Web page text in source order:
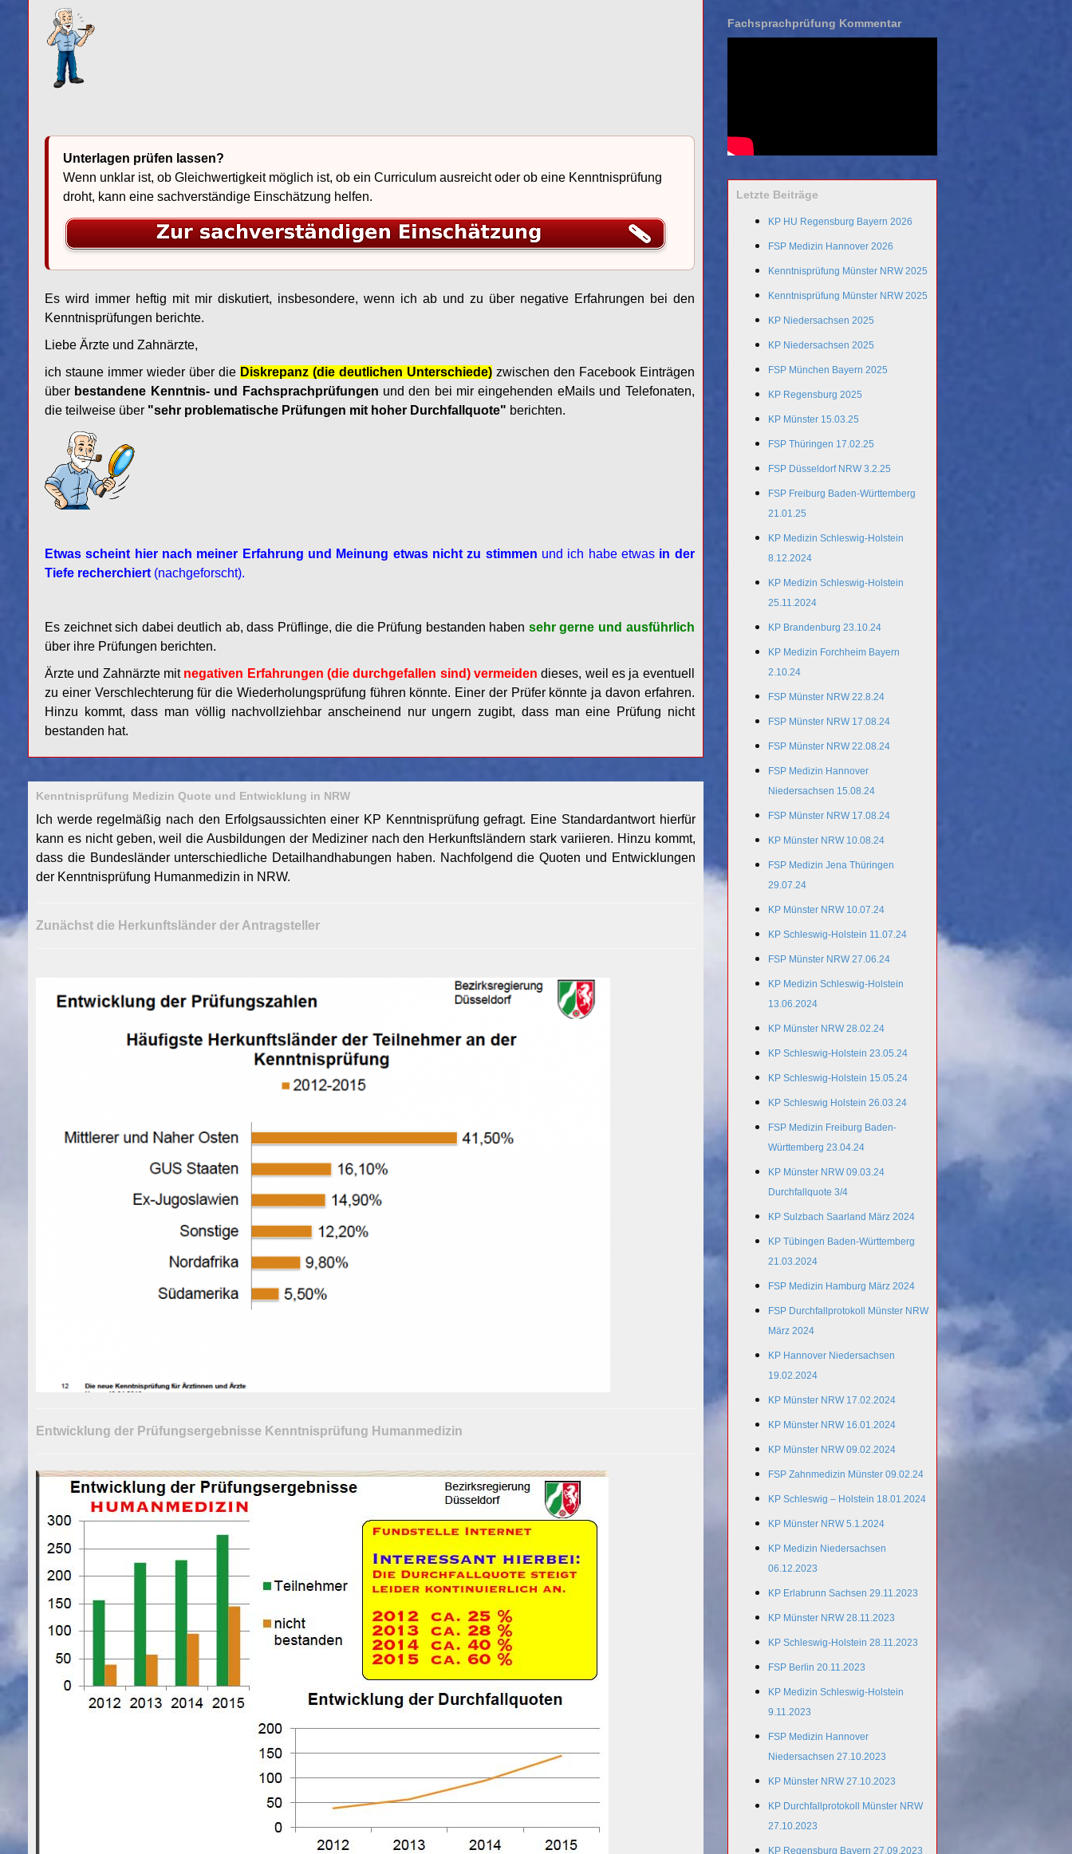
Unterlagen prüfen lassen?
Wenn unklar ist, ob Gleichwertigkeit möglich ist, ob ein Curriculum ausreicht oder ob eine Kenntnisprüfung
droht, kann eine sachverständige Einschätzung helfen.
Es wird immer heftig mit mir diskutiert, insbesondere, wenn ich ab und zu über negative Erfahrungen bei den
Kenntnisprüfungen berichte.
Liebe Ärzte und Zahnärzte,
ich staune immer wieder über die Diskrepanz (die deutlichen Unterschiede)zwischen den Facebook Einträgen
über bestandene Kenntnis- und Fachsprachprüfungen und den bei mir eingehenden eMails und Telefonaten,
die teilweise über "sehr problematische Prüfungen mit hoher Durchfallquote" berichten.
Etwas scheint hier nach meiner Erfahrung und Meinung etwas nicht zu stimmen und ich habe etwas in der
Tiefe recherchiert (nachgeforscht).
Es zeichnet sich dabei deutlich ab, dass Prüflinge, die die Prüfung bestanden haben sehr gerne und ausführlich
über ihre Prüfungen berichten.
Ärzte und Zahnärzte mit negativen Erfahrungen (die durchgefallen sind) vermeiden dieses, weil es ja eventuell
zu einer Verschlechterung für die Wiederholungsprüfung führen könnte. Einer der Prüfer könnte ja davon erfahren.
Hinzu kommt, dass man völlig nachvollziehbar anscheinend nur ungern zugibt, dass man eine Prüfung nicht
bestanden hat.
Kenntnisprüfung Medizin Quote und Entwicklung in NRW
Ich werde regelmäßig nach den Erfolgsaussichten einer KP Kenntnisprüfung gefragt. Eine Standardantwort hierfür
kann es nicht geben, weil die Ausbildungen der Mediziner nach den Herkunftsländern stark variieren. Hinzu kommt,
dass die Bundesländer unterschiedliche Detailhandhabungen haben. Nachfolgend die Quoten und Entwicklungen
der Kenntnisprüfung Humanmedizin in NRW.
Zunächst die Herkunftsländer der Antragsteller
Entwicklung der Prüfungsergebnisse Kenntnisprüfung Humanmedizin
Fachsprachprüfung Kommentar
Letzte Beiträge
KP HU Regensburg Bayern 2026
FSP Medizin Hannover 2026
Kenntnisprüfung Münster NRW 2025
Kenntnisprüfung Münster NRW 2025
KP Niedersachsen 2025
KP Niedersachsen 2025
FSP München Bayern 2025
KP Regensburg 2025
KP Münster 15.03.25
FSP Thüringen 17.02.25
FSP Düsseldorf NRW 3.2.25
FSP Freiburg Baden-Württemberg
21.01.25
KP Medizin Schleswig-Holstein
8.12.2024
KP Medizin Schleswig-Holstein
25.11.2024
KP Brandenburg 23.10.24
KP Medizin Forchheim Bayern
2.10.24
FSP Münster NRW 22.8.24
FSP Münster NRW 17.08.24
FSP Münster NRW 22.08.24
FSP Medizin Hannover
Niedersachsen 15.08.24
FSP Münster NRW 17.08.24
KP Münster NRW 10.08.24
FSP Medizin Jena Thüringen
29.07.24
KP Münster NRW 10.07.24
KP Schleswig-Holstein 11.07.24
FSP Münster NRW 27.06.24
KP Medizin Schleswig-Holstein
13.06.2024
KP Münster NRW 28.02.24
KP Schleswig-Holstein 23.05.24
KP Schleswig-Holstein 15.05.24
KP Schleswig Holstein 26.03.24
FSP Medizin Freiburg Baden-
Württemberg 23.04.24
KP Münster NRW 09.03.24
Durchfallquote 3/4
KP Sulzbach Saarland März 2024
KP Tübingen Baden-Württemberg
21.03.2024
FSP Medizin Hamburg März 2024
FSP Durchfallprotokoll Münster NRW
März 2024
KP Hannover Niedersachsen
19.02.2024
KP Münster NRW 17.02.2024
KP Münster NRW 16.01.2024
KP Münster NRW 09.02.2024
FSP Zahnmedizin Münster 09.02.24
KP Schleswig – Holstein 18.01.2024
KP Münster NRW 5.1.2024
KP Medizin Niedersachsen
06.12.2023
KP Erlabrunn Sachsen 29.11.2023
KP Münster NRW 28.11.2023
KP Schleswig-Holstein 28.11.2023
FSP Berlin 20.11.2023
KP Medizin Schleswig-Holstein
9.11.2023
FSP Medizin Hannover
Niedersachsen 27.10.2023
KP Münster NRW 27.10.2023
KP Durchfallprotokoll Münster NRW
27.10.2023
KP Regensburg Bayern 27.09.2023